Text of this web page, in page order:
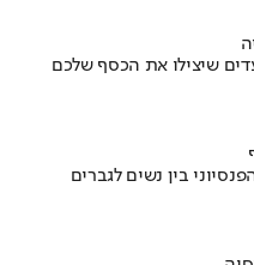
שיצילו את הכסף שלכם
בין נשים לגברים